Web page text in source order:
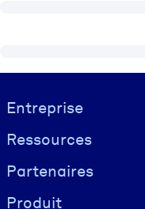
Visually hidden Text
Entreprise
Ressources
Partenaires
Produit